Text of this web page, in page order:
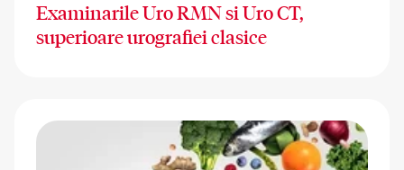
Examinarile Uro RMN si Uro CT,
superioare urografiei clasice